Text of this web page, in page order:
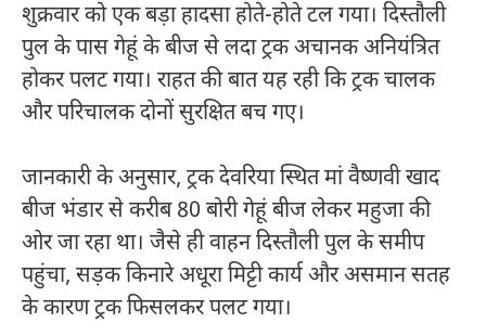
शुक्रवार को एक बड़ा हादसा होते-होते टल गया। दिस्तौली
पुल के पास गेहूं के बीज से लदा ट्रक अचानक अनियंत्रित
होकर पलट गया। राहत की बात यह रही कि ट्रक चालक
और परिचालक दोनों सुरक्षित बच गए।
जानकारी के अनुसार, ट्रक देवरिया स्थित मां वैष्णवी खाद
बीज भंडार से करीब 80 बोरी गेहूं बीज लेकर महुजा की
ओर जा रहा था। जैसे ही वाहन दिस्तौली पुल के समीप
पहुंचा, सड़क किनारे अधूरा मिट्टी कार्य और असमान सतह
के कारण ट्रक फिसलकर पलट गया।